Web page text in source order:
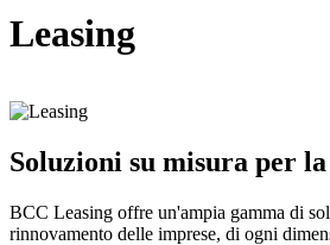
Leasing
Soluzioni su misura per
BCC Leasing offre un'ampia gamma di
rinnovamento delle imprese, di ogni